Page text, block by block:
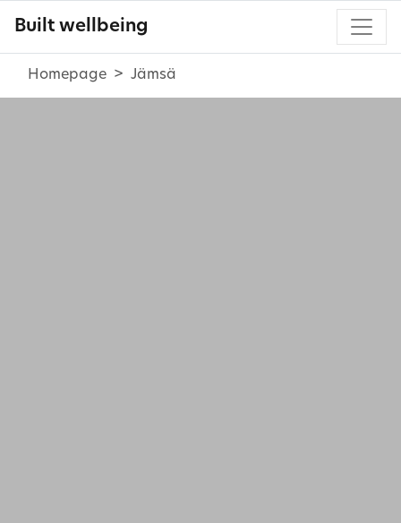
Built wellbeing
Homepage Jämsä